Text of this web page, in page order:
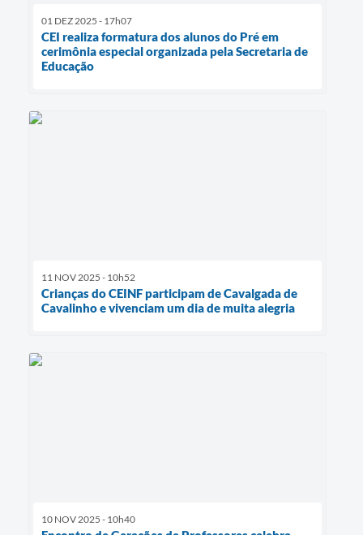
01 DEZ 2025 - 17h07
CEI realiza formatura dos alunos do Pré em
cerimônia especial organizada pela Secretaria de
Educação
11 NOV 2025 - 10h52
Crianças do CEINF participam de Cavalgada de
Cavalinho e vivenciam um dia de muita alegria
10 NOV 2025 - 10h40